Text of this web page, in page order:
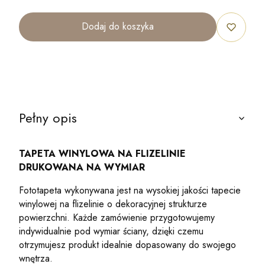
Dodaj do koszyka
Pełny opis
TAPETA WINYLOWA NA FLIZELINIE
DRUKOWANA NA WYMIAR
Fototapeta wykonywana jest na wysokiej jakości tapecie
winylowej na flizelinie o dekoracyjnej strukturze
powierzchni. Każde zamówienie przygotowujemy
indywidualnie pod wymiar ściany, dzięki czemu
otrzymujesz produkt idealnie dopasowany do swojego
wnętrza.